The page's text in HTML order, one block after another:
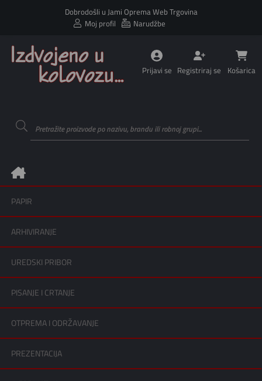
Dobrodošli u Jami Oprema Web Trgovina
Moj profil
Narudžbe
Prijavi se Registriraj se Košarica
PAPIR
ARHIVIRANJE
UREDSKI PRIBOR
PISANJE I CRTANJE
OTPREMA I ODRŽAVANJE
PREZENTACIJA